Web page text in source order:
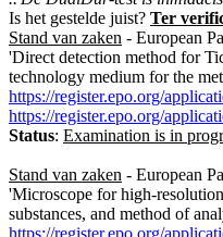
Is het gestelde juist? Ter
Stand van zaken - European
'Direct detection method for
technology medium for the
https://register.epo.org/
https://register.epo.org/
Status: Examination is in
Stand van zaken - European
'Microscope for high-
substances, and method of